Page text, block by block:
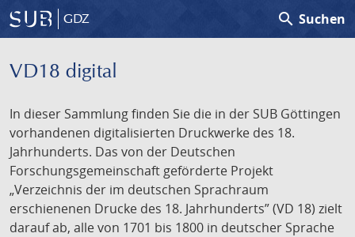
GDZ search Suchen
VD18 digital
In dieser Sammlung finden Sie die in der SUB Göttingen
vorhandenen digitalisierten Druckwerke des 18.
Jahrhunderts. Das von der Deutschen
Forschungsgemeinschaft geförderte Projekt
„Verzeichnis der im deutschen Sprachraum
erschienenen Drucke des 18. Jahrhunderts” (VD 18) zielt
darauf ab, alle von 1701 bis 1800 in deutscher Sprache